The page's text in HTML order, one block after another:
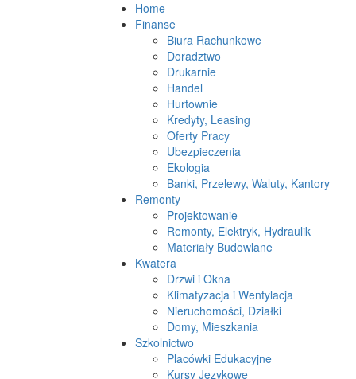
Home
Finanse
Biura Rachunkowe
Doradztwo
Drukarnie
Handel
Hurtownie
Kredyty, Leasing
Oferty Pracy
Ubezpieczenia
Ekologia
Banki, Przelewy, Waluty, Kantory
Remonty
Projektowanie
Remonty, Elektryk, Hydraulik
Materiały Budowlane
Kwatera
Drzwi i Okna
Klimatyzacja i Wentylacja
Nieruchomości, Działki
Domy, Mieszkania
Szkolnictwo
Placówki Edukacyjne
Kursy Językowe